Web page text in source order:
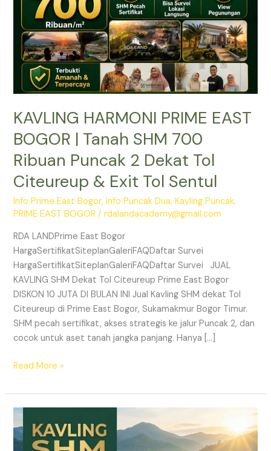
KAVLING HARMONI PRIME EAST
BOGOR | Tanah SHM 700
Ribuan Puncak 2 Dekat Tol
Citeureup & Exit Tol Sentul
Info Prime East Bogor,Info Puncak Dua,Kavling Puncak,
PRIME EAST BOGOR /rdalandacademy@gmail.com
RDA LANDPrime East Bogor
HargaSertifikatSiteplanGaleriFAQDaftar Survei
HargaSertifikatSiteplanGaleriFAQDaftar Survei JUAL
KAVLING SHM Dekat Tol Citeureup Prime East Bogor
DISKON 10 JUTA DI BULAN INI Jual Kavling SHM dekat Tol
Citeureup di Prime East Bogor, Sukamakmur Bogor Timur.
SHM pecah sertifikat, akses strategis ke jalur Puncak 2, dan
cocok untuk aset tanah jangka panjang. Hanya […]
700
Ribuan
Puncak
Dekat
Citeureup
Exit
Tol
Read More »
HARMONI
PRIME
EAST